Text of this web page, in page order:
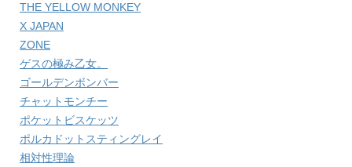
THE YELLOW MONKEY
X JAPAN
ZONE
ゲスの極み乙女。
ゴールデンボンバー
チャットモンチー
ポケットビスケッツ
ポルカドットスティングレイ
相対性理論